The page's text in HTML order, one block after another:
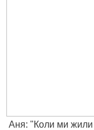
Аня: "Коли ми жили